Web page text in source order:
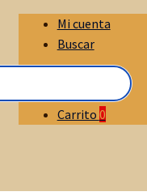
Mi cuenta
Buscar
Carrito 0